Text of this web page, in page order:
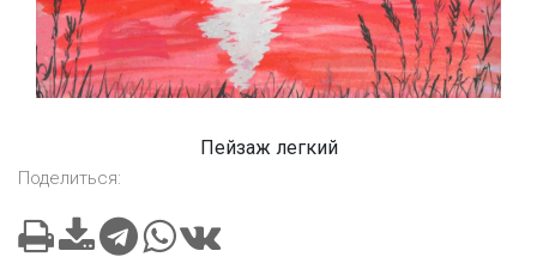
Пейзаж легкий
Поделиться: